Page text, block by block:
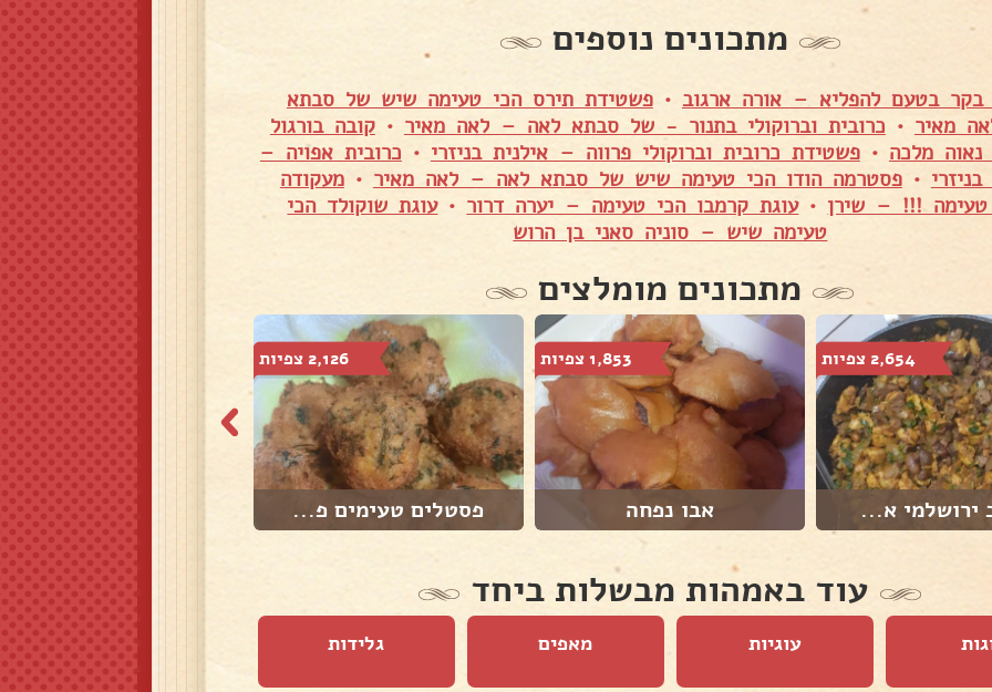
מתכונים נוספים
בקר בטעם להפליא – אורה ארגוב •פשטידת תירס הכי טעימה שיש של סבתא
מאיר • כרובית וברוקולי בתנור - של סבתא לאה – לאה מאיר •קובה בורגול
מלכה •פשטידת כרובית וברוקולי פרווה – אילנית בניזרי • כרובית אפויה –
•פסטרמה הודו הכי טעימה שיש של סבתא לאה – לאה מאיר •מעקודה
!!! – שירן •עוגת קרמבו הכי טעימה – יערה דרור •עוגת שוקולד הכי
טעימה שיש – סוניה סאני בן הרוש
מתכונים מומלצים
2,654 צפיות
ירושלמי א...
1,853 צפיות
אבו נפחה
2,126 צפיות
פסטלים טעימים פ...
עוד באמהות מבשלות ביחד
עוגיות מאפים גלידות